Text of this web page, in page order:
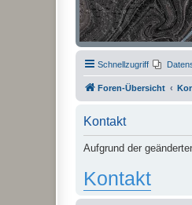
Schnellzugriff
Foren-Übersicht
Kontakt
Aufgrund der
Kontakt